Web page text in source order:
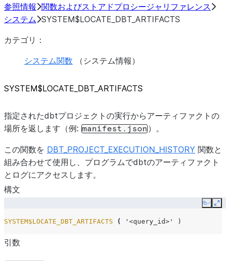
参照情報 関数およびストアドプロシージャリファレンス
システム SYSTEM$LOCATE_DBT_ARTIFACTS
カテゴリ：
システム関数 （システム情報）
SYSTEM$LOCATE_DBT_ARTIFACTS
指定されたdbtプロジェクトの実行からアーティファクトの
場所を返します（例: manifest.json）。
この関数を DBT_PROJECT_EXECUTION_HISTORY 関数と
組み合わせて使用し、プログラムでdbtのアーティファクト
とログにアクセスします。
構文
Copy
SYSTEM$LOCATE_DBT_ARTIFACTS ( '<query_id>' )
引数